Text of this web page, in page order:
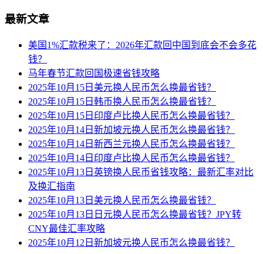
最新文章
美国1%汇款税来了：2026年汇款回中国到底会不会多花
钱？
马年春节汇款回国极速省钱攻略
2025年10月15日美元换人民币怎么换最省钱？
2025年10月15日韩币换人民币怎么换最省钱？
2025年10月15日印度卢比换人民币怎么换最省钱？
2025年10月14日新加坡元换人民币怎么换最省钱？
2025年10月14日新西兰元换人民币怎么换最省钱？
2025年10月14日印度卢比换人民币怎么换最省钱？
2025年10月13日英镑换人民币省钱攻略：最新汇率对比
及换汇指南
2025年10月13日美元换人民币怎么换最省钱？
2025年10月13日日元换人民币怎么换最省钱？JPY转
CNY最佳汇率攻略
2025年10月12日新加坡元换人民币怎么换最省钱？